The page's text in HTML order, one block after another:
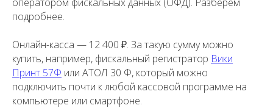
подробнее.
Онлайн-касса — 12 400 ₽. За такую сумму можно
купить, например, фискальный регистратор Вики
Принт 57Ф или АТОЛ 30 Ф, который можно
подключить почти к любой кассовой программе на
компьютере или смартфоне.